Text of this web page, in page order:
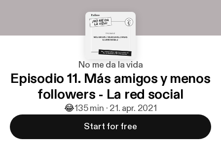
No me da la vida
Episodio 11. Más amigos y menos
followers - La red social
😂135 min · 21. apr. 2021
Start for free